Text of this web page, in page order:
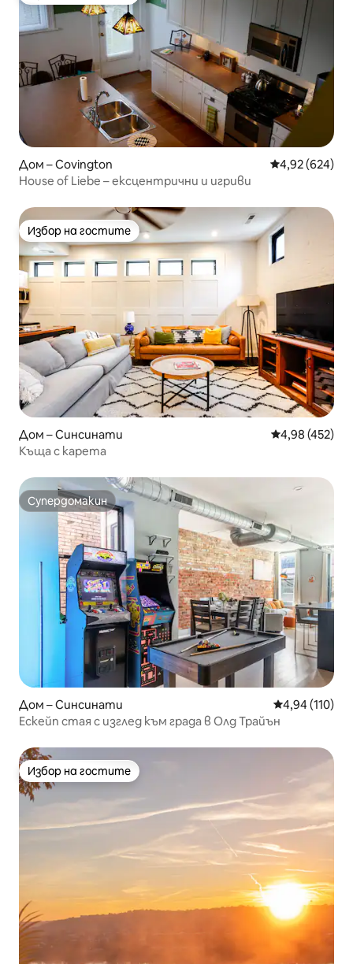
Дом – Covington Средна
4,92 (624)
House of Liebe – ексцентрични и игриви
Избор на гостите
Избор на гостите
Дом – Синсинати Средна
4,98 (452)
Къща с карета
Супердомакин
Супердомакин
Дом – Синсинати Средна
4,94 (110)
Ескейп стая с изглед към града в Олд Трайън
Избор на гостите
Избор на гостите